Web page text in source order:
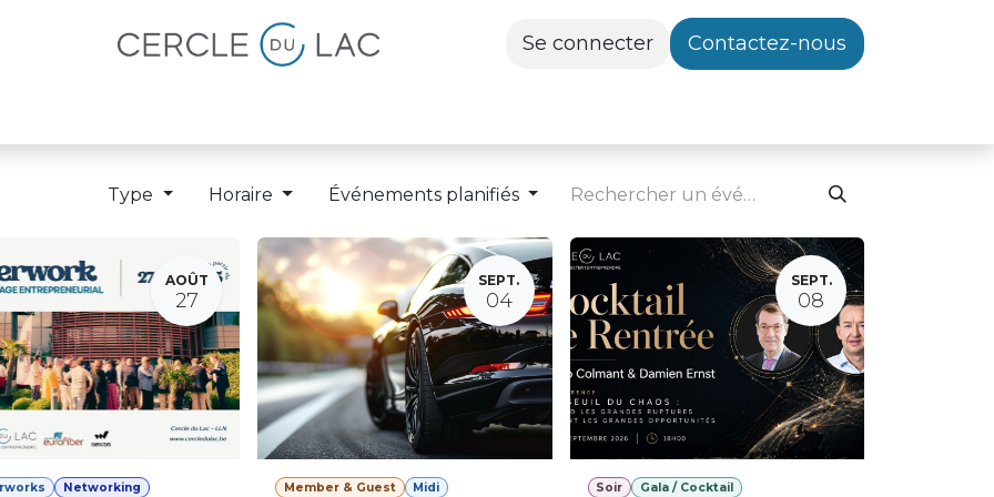
Se connecter Contactez-nous
Type Horaire Événements planifiés
AOÛT
27
Networking
SEPT.
04
Member & Guest
Midi
SEPT.
08
Soir Gala / Cocktail